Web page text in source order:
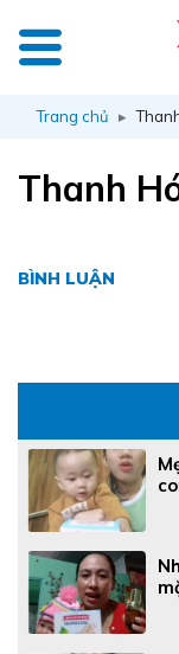
Trang chủ
Thanh
BÌNH LUẬN